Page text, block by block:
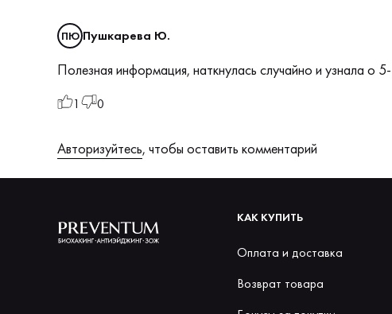
ПЮ Пушкарева Ю.
Полезная информация, наткнулась случайно и узнала о
1 0
Авторизуйтесь, чтобы оставить комментарий
КАК КУПИТЬ
Оплата и доставка
Возврат товара